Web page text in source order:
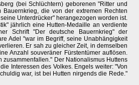
(bei Schlüchtern) geborenen "Ritter und
die von der extremen Rechten
Unterdrücker" herangezogen worden ist.
jährlich eine Hutten-Medaille an verdiente
Schrift "Der deutsche Bauernkrieg" der
Adel "war im Begriff, seine Unabhängigkeit
Er sah zu gleicher Zeit, in demselben
Anzahl souveräner Fürstentümer auflösen.
Der Nationalismus Huttens
Interessen des Volkes. Engels weiter: "Von
war, ist bei Hutten nirgends die Rede."